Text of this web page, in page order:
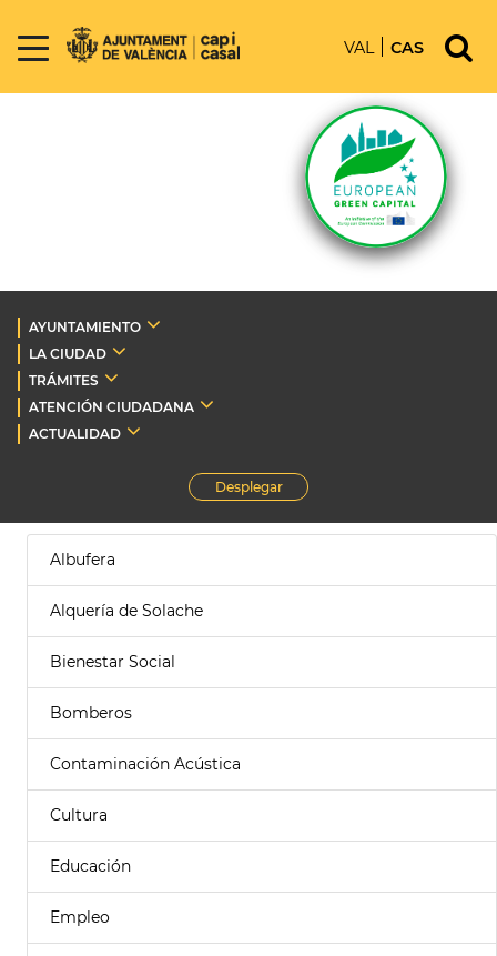
VAL CAS
AYUNTAMIENTO
LA CIUDAD
TRÁMITES
ATENCIÓN CIUDADANA
ACTUALIDAD
Desplegar
Albufera
Alquería de Solache
Bienestar Social
Bomberos
Contaminación Acústica
Cultura
Educación
Empleo